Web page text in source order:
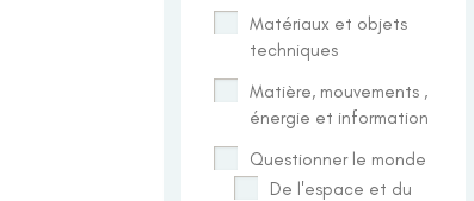
Matériaux et objets
techniques
Matière, mouvements ,
énergie et information
Questionner le monde
De l'espace et du